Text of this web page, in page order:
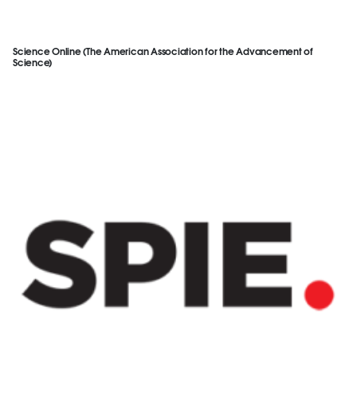
Science Online (The American Association for the Advancement of
Science)